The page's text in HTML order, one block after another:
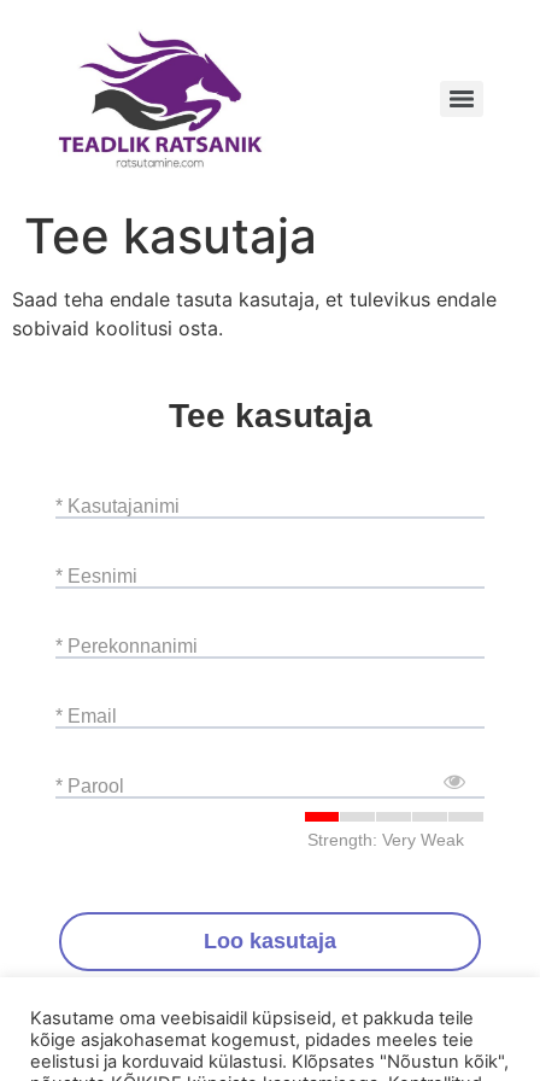
Tee kasutaja
Saad teha endale tasuta kasutaja, et tulevikus endale
sobivaid koolitusi osta.
Tee kasutaja
* Kasutajanimi
* Eesnimi
* Perekonnanimi
* Email
* Parool
Strength: Very Weak
Loo kasutaja
Kasutame oma veebisaidil küpsiseid, et pakkuda teile
kõige asjakohasemat kogemust, pidades meeles teie
eelistusi ja korduvaid külastusi. Klõpsates "Nõustun kõik",